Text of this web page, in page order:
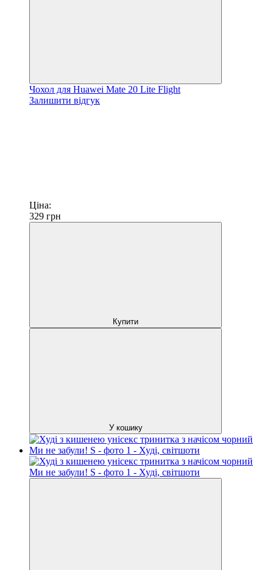
Чохол для Huawei Mate 20 Lite Flight
Залишити відгук
Ціна:
329 грн
Купити
У кошику